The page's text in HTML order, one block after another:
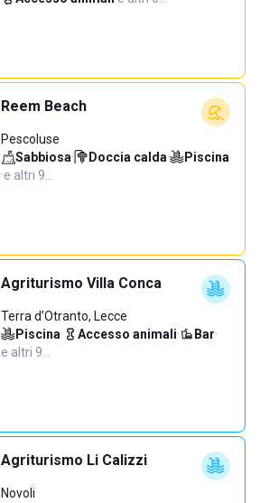
Reem Beach
Pescoluse
Sabbiosa· Doccia calda·
Piscina
·e altri 9…
Agriturismo Villa Conca
Terra d’Otranto, Lecce
Piscina· Accesso animali· Bar·
e altri 9…
Agriturismo Li Calizzi
Novoli